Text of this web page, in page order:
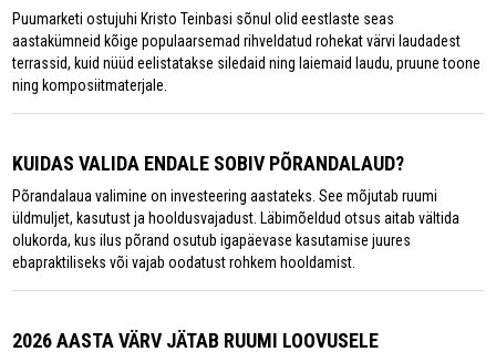
Puumarketi ostujuhi Kristo Teinbasi sõnul olid eestlaste seas
aastakümneid kõige populaarsemad rihveldatud rohekat värvi laudadest
terrassid, kuid nüüd eelistatakse siledaid ning laiemaid laudu, pruune toone
ning komposiitmaterjale.
KUIDAS VALIDA ENDALE SOBIV PÕRANDALAUD?
Põrandalaua valimine on investeering aastateks. See mõjutab ruumi
üldmuljet, kasutust ja hooldusvajadust. Läbimõeldud otsus aitab vältida
olukorda, kus ilus põrand osutub igapäevase kasutamise juures
ebapraktiliseks või vajab oodatust rohkem hooldamist.
2026 AASTA VÄRV JÄTAB RUUMI LOOVUSELE